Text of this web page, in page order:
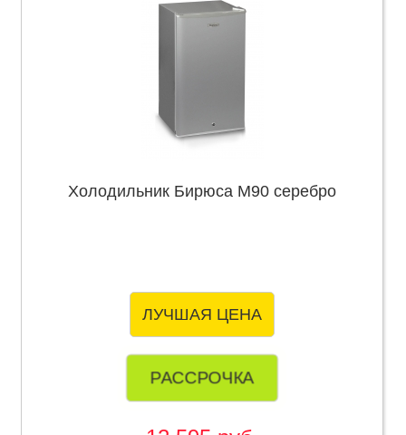
Холодильник Бирюса М90 серебро
ЛУЧШАЯ ЦЕНА
РАССРОЧКА